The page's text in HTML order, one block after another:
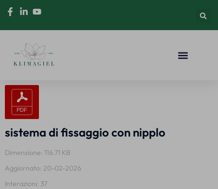
sistema di fissaggio con nipplo
Dimensione: 116.71 KB
Aggiornato: 20-02-2026
Interazioni: 37